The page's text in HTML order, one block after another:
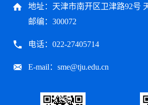
地址：天津市南开区卫津路92号
邮编：300072
电话：022-27405714
E-mail：sme@tju.edu.cn